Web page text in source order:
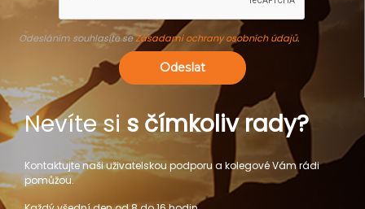
Odesláním souhlasíte seZásadami ochrany osobních údajů.
Odeslat
Nevíte si s čímkoliv rady?
Kontaktujte naši uživatelskou podporu a kolegové Vám rádi
pomůžou.